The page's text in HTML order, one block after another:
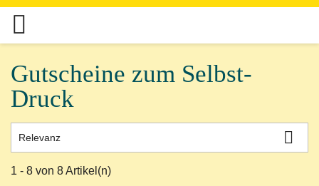

Gutscheine zum Selbst-
Druck
Relevanz 
1 - 8 von 8 Artikel(n)